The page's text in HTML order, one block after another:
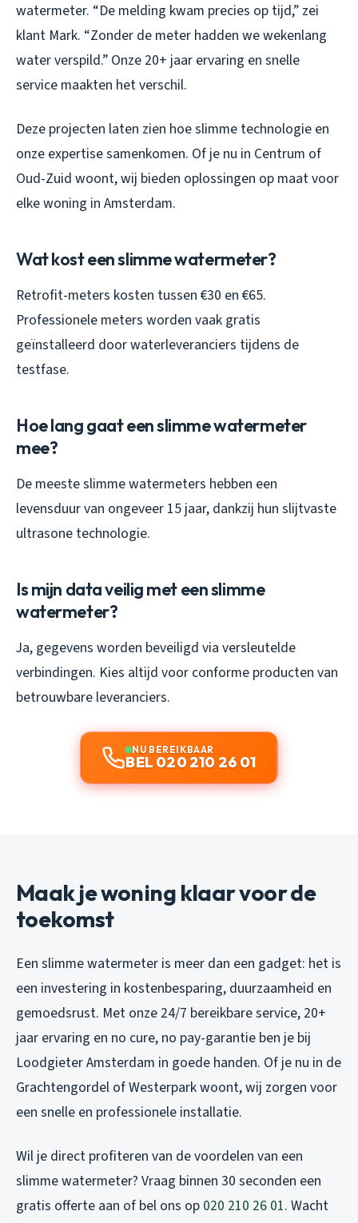
watermeter. “De melding kwam precies op tijd,” zei
klant Mark. “Zonder de meter hadden we wekenlang
water verspild.” Onze 20+ jaar ervaring en snelle
service maakten het verschil.
Deze projecten laten zien hoe slimme technologie en
onze expertise samenkomen. Of je nu in Centrum of
Oud-Zuid woont, wij bieden oplossingen op maat voor
elke woning in Amsterdam.
Wat kost een slimme watermeter?
Retrofit-meters kosten tussen €30 en €65.
Professionele meters worden vaak gratis
geïnstalleerd door waterleveranciers tijdens de
testfase.
Hoe lang gaat een slimme watermeter
mee?
De meeste slimme watermeters hebben een
levensduur van ongeveer 15 jaar, dankzij hun slijtvaste
ultrasone technologie.
Is mijn data veilig met een slimme
watermeter?
Ja, gegevens worden beveiligd via versleutelde
verbindingen. Kies altijd voor conforme producten van
betrouwbare leveranciers.
NU BEREIKBAAR
BEL 020 210 26 01
Maak je woning klaar voor de
toekomst
Een slimme watermeter is meer dan een gadget: het is
een investering in kostenbesparing, duurzaamheid en
gemoedsrust. Met onze 24/7 bereikbare service, 20+
jaar ervaring en no cure, no pay-garantie ben je bij
Loodgieter Amsterdam in goede handen. Of je nu in de
Grachtengordel of Westerpark woont, wij zorgen voor
een snelle en professionele installatie.
Wil je direct profiteren van de voordelen van een
slimme watermeter? Vraag binnen 30 seconden een
gratis offerte aan of bel ons op 020 210 26 01. Wacht